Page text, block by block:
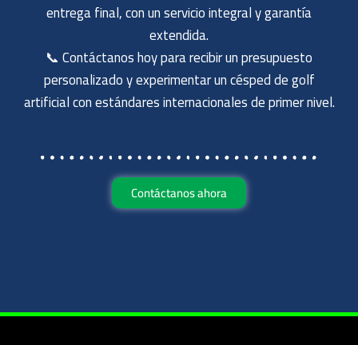
entrega final, con un servicio integral y garantía
extendida.
📞 Contáctanos hoy para recibir un presupuesto
personalizado y experimentar un césped de golf
artificial con estándares internacionales de primer nivel.
Contáctanos ahora